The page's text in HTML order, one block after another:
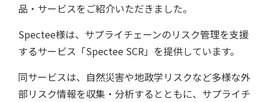
品・サービスをご紹介いただきました。
Spectee様は、サプライチェーンのリスク管理を支援
するサービス「Spectee SCR」を提供しています。
同サービスは、自然災害や地政学リスクなど多様な外
部リスク情報を収集・分析するとともに、サプライチ